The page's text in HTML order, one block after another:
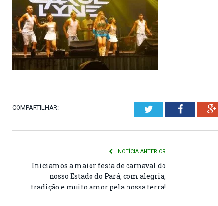
COMPARTILHAR: Twitter
NOTÍCIA ANTERIOR
Iniciamos a maior festa de carnaval do
nosso Estado do Pará, com alegria,
tradição e muito amor pela nossa terra!